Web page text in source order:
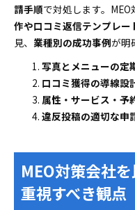
請手順で対処します。MEO
作や口コミ返信テンプレー
見、 業種別の成功事例が明
写真とメニューの定
口コミ獲得の導線設
属性・サービス・予
違反投稿の適切な申
MEO対策会社
重視すべき観点